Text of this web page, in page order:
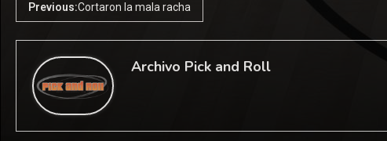
Previous:Cortaron la mala racha
Archivo Pick and Roll